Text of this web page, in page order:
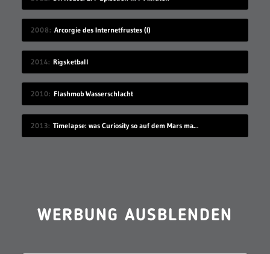
2008 Arcorgie des Internetfrustes (I)
2014 Rigsketball
2010 Flashmob Wasserschlacht
2013 Timelapse: was Curiosity so auf dem Mars macht
WERBUNG AUSBLENDEN